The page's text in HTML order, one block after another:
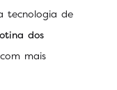
tecnologia de
dos
com mais